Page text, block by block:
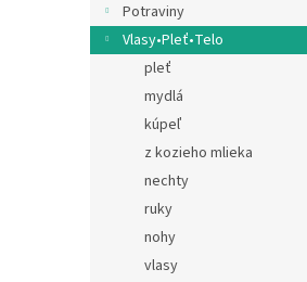
Potraviny
Vlasy•Pleť•Telo
pleť
mydlá
kúpeľ
z kozieho mlieka
nechty
ruky
nohy
vlasy